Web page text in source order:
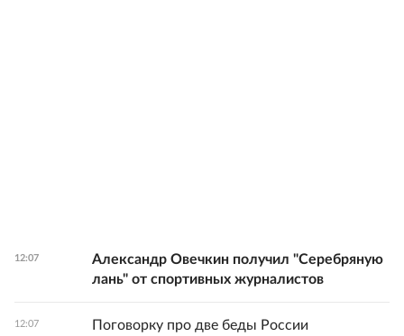
12:07
Александр Овечкин получил "Серебряную
лань" от спортивных журналистов
12:07
Поговорку про две беды России